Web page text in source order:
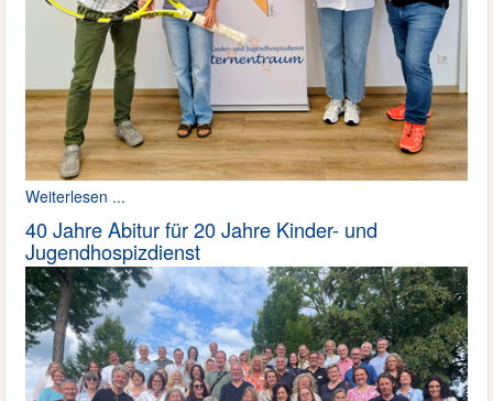
Weiterlesen ...
40 Jahre Abitur für 20 Jahre Kinder- und
Jugendhospizdienst